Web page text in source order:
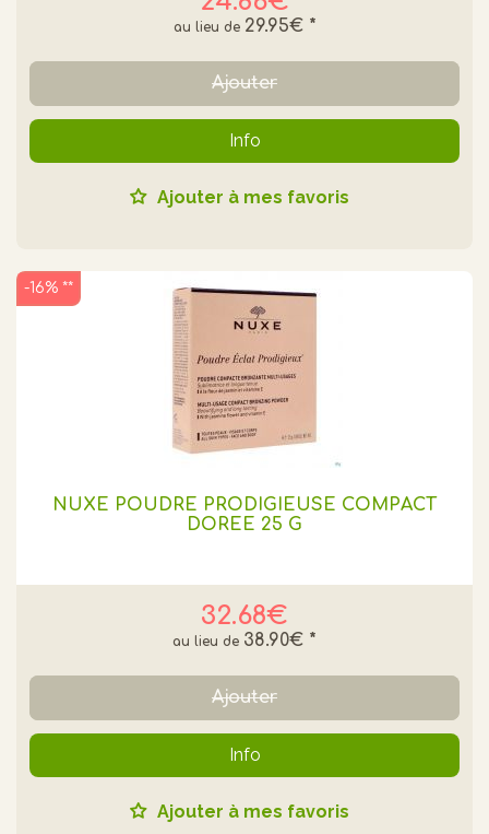
29.95€ *
Ajouter
Info
Ajouter à mes favoris
NUXE POUDRE PRODIGIEUSE COMPACT
DOREE 25 G
32.68€
38.90€ *
-16% **
Ajouter
Info
Ajouter à mes favoris